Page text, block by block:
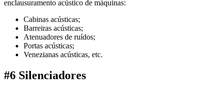
enclausuramento acústico de máquinas:
Cabinas acústicas;
Barreiras acústicas;
Atenuadores de ruídos;
Portas acústicas;
Venezianas acústicas, etc.
#6 Silenciadores